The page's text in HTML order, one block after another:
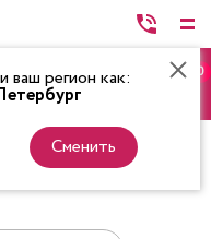
регион как:
Сменить
0
НИТКИ